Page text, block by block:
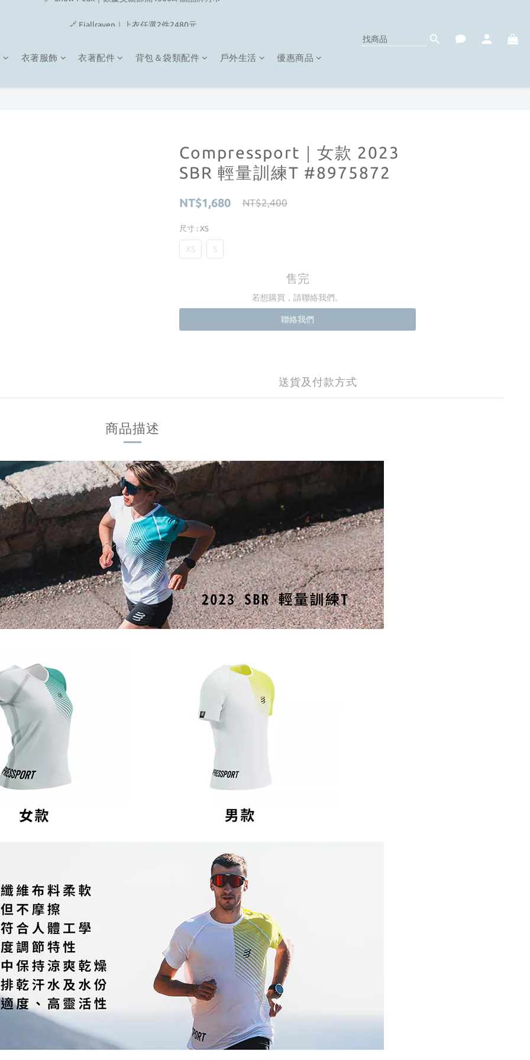
衣著服飾 衣著配件 背包＆袋類配件 戶外生活 優惠商品
Compressport｜女款 2023
SBR 輕量訓練T #8975872
NT$1,680 NT$2,400
尺寸 : XS
XS S
售完
若想購買，請聯絡我們。
聯絡我們
送貨及付款方式
商品描述